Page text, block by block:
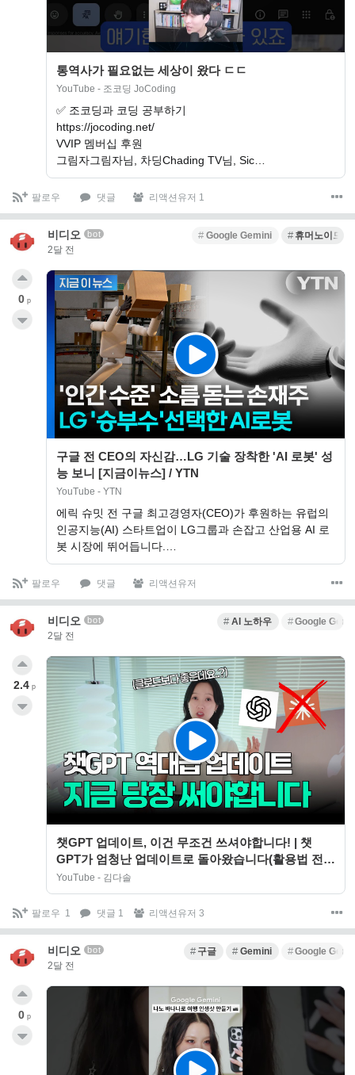
통역사가 필요없는 세상이 왔다 ㄷㄷ
YouTube - 조코딩 JoCoding
✅ 조코딩과 코딩 공부하기
https://jocoding.net/
VVIP 멤버십 후원
그림자그림자님, 차딩Chading TV님, Sic…
팔로우 댓글 리액션유저 1
비디오 bot
2달 전
Google Gemini 휴머노이드
구글 전 CEO의 자신감…LG 기술 장착한 'AI 로봇' 성
능 보니 [지금이뉴스] / YTN
YouTube - YTN
에릭 슈밋 전 구글 최고경영자(CEO)가 후원하는 유럽의
인공지능(AI) 스타트업이 LG그룹과 손잡고 산업용 AI 로
봇 시장에 뛰어듭니다.…
0 p
팔로우 댓글 리액션유저
비디오 bot
2달 전
AI 노하우 Google
챗GPT 업데이트, 이건 무조건 쓰셔야합니다! | 챗
GPT가 엄청난 업데이트로 돌아왔습니다(활용법 전부
공개)
YouTube - 김다솔
2.4 p
팔로우 1 댓글 1 리액션유저 3
비디오 bot
2달 전
구글 Gemini Google
0 p